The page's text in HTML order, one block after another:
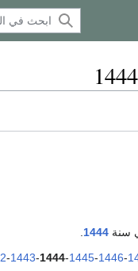
سنة 1444
-1443-1444-1445-1446-